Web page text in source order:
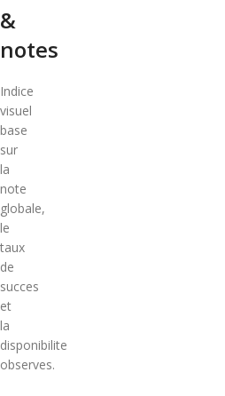
&
notes
Indice
visuel
base
sur
la
note
globale,
le
taux
de
succes
et
la
disponibilite
observes.